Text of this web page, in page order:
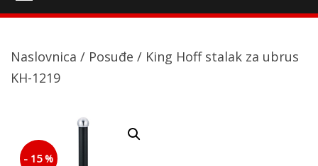
Naslovnica / Posuđe / King Hoff stalak za ubrus
KH-1219
- 15 %